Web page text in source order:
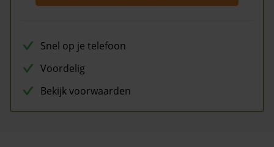
Snel op je telefoon
Voordelig
Bekijk voorwaarden